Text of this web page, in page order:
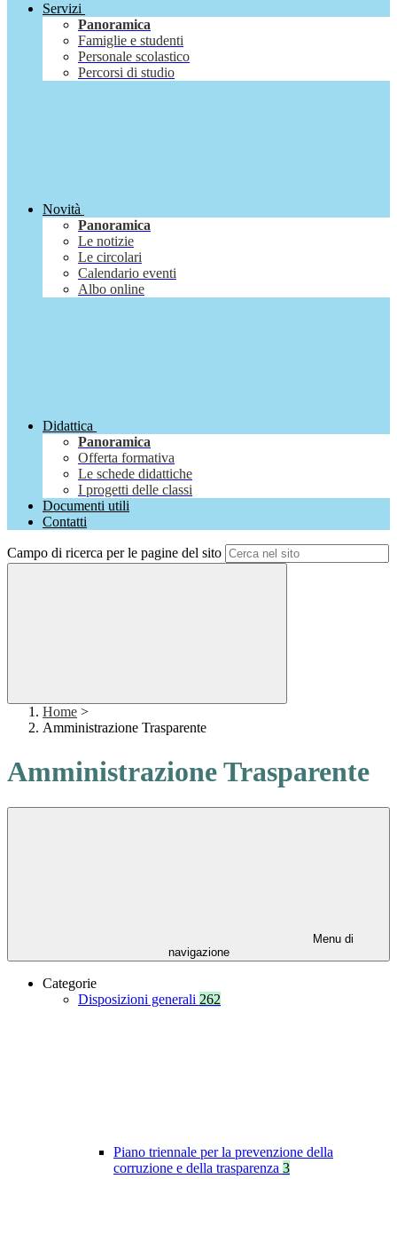
Servizi
Panoramica
Famiglie e studenti
Personale scolastico
Percorsi di studio
Novità
Panoramica
Le notizie
Le circolari
Calendario eventi
Albo online
Didattica
Panoramica
Offerta formativa
Le schede didattiche
I progetti delle classi
Documenti utili
Contatti
Campo di ricerca per le pagine del sito
Home >
Amministrazione Trasparente
Amministrazione Trasparente
Menu di
navigazione
Categorie
Disposizioni generali 262
Piano triennale per la prevenzione della
corruzione e della trasparenza 3